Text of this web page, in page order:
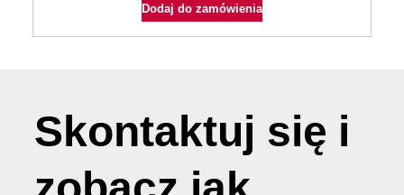
Dodaj do zamówienia
Skontaktuj się i